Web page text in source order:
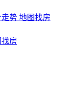
走势 地图找房
房